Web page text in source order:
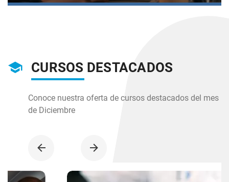
CURSOS DESTACADOS
Conoce nuestra oferta de cursos destacados del mes
de Diciembre